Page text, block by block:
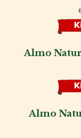
Almo
Almo